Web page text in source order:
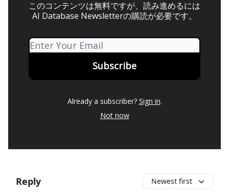
このコンテンツは無料ですが、読み進めるには
AI Database Newsletterの購読が必要です。
Already a subscriber? Sign in.
Not now
Reply Newest first